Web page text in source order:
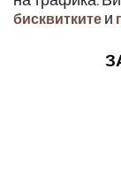
бисквитките и